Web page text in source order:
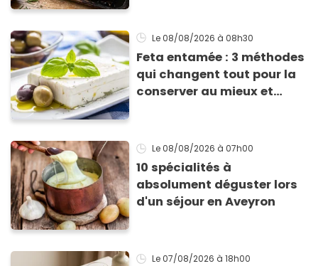
Le 08/08/2026 à 08h30
Feta entamée : 3 méthodes
qui changent tout pour la
conserver au mieux et
Le 08/08/2026 à 07h00
10 spécialités à
absolument déguster lors
d'un séjour en Aveyron
Le 07/08/2026 à 18h00